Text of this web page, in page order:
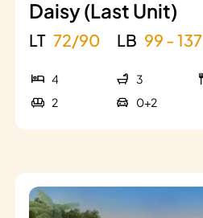
Daisy (Last Unit)
LT 72/90 LB 99 - 137
4 3
2
0+2